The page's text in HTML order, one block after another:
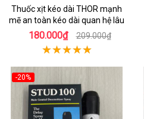
Thuốc xịt kéo dài THOR mạnh
mẽ an toàn kéo dài quan hệ lâu
180.000₫ 209.000₫
-20%